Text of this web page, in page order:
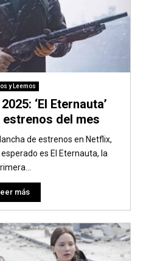
y Leemos
‘El Eternauta’
del mes
de estrenos en Netflix,
es El Eternauta, la
más